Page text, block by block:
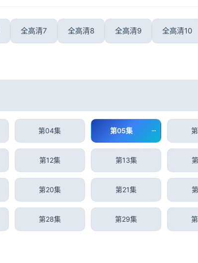
全高清7 全高清8 全高清9 全高清10
第04集 第05集
第12集 第13集
第20集 第21集
第28集 第29集